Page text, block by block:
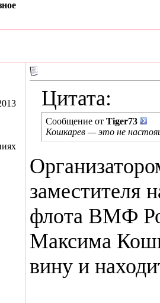
Цитата:
Сообщение от Tiger73
Кошкарев — это не
заместителя
флота ВМФ
Максима
вину и